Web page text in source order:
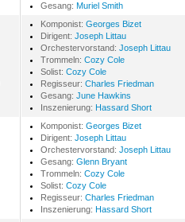
Gesang: Muriel Smith
Komponist: Georges Bizet
Dirigent: Joseph Littau
Orchestervorstand: Joseph Littau
Trommeln: Cozy Cole
Solist: Cozy Cole
Regisseur: Charles Friedman
Gesang: June Hawkins
Inszenierung: Hassard Short
Komponist: Georges Bizet
Dirigent: Joseph Littau
Orchestervorstand: Joseph Littau
Gesang: Glenn Bryant
Trommeln: Cozy Cole
Solist: Cozy Cole
Regisseur: Charles Friedman
Inszenierung: Hassard Short